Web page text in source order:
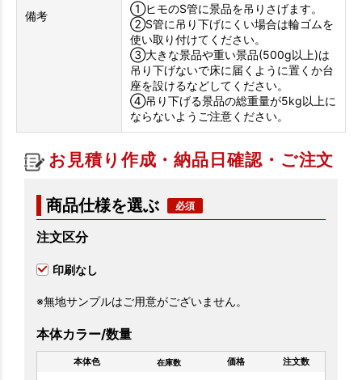
備考
①ヒモのS管に景品を吊りさげます。
②S管に吊り下げにくい場合は輪ゴムを
使い取り付けてください。
③大きな景品や重い景品(500g以上)は
吊り下げないで床に届くように置くか台
座を設けるなどしてください。
④吊り下げる景品の総重量が5kg以上に
ならないようご注意ください。
お見積り作成・納品日確認・ご注文
商品仕様を選ぶ
注文区分
印刷なし
※無地サンプルはご用意がございません。
本体カラー/数量
本体色 在庫数 価格 注文数